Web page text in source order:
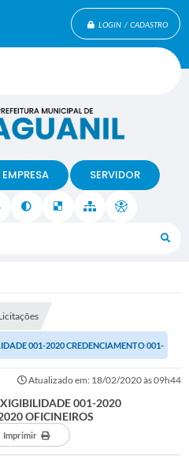
LOGIN / CADASTRO
EMPRESA SERVIDOR
001-2020 CREDENCIAMENTO 001-
Atualizado em: 18/02/2020 às 09h44
001-2020
OFICINEIROS
Imprimir